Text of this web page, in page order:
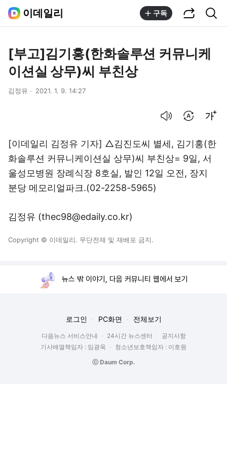
이데일리 구독
[부고]김기홍(한화솔루션 커뮤니케
이션실 상무)씨 부친상
김정유 2021. 1. 9. 14:27
[이데일리 김정유 기자] △김진도씨 별세, 김기홍(한
화솔루션 커뮤니케이션실 상무)씨 부친상= 9일, 서
울성모병원 장례식장 8호실, 발인 12일 오전, 장지
분당 메모리얼파크.(02-2258-5965)
김정유 (thec98@edaily.co.kr)
Copyright © 이데일리. 무단전재 및 재배포 금지.
뉴스 밖 이야기, 다음 커뮤니티 웹에서 보기
로그인 PC화면 전체보기
다음뉴스 서비스안내 24시간 뉴스센터
공지사항
기사배열책임자 : 임광욱
청소년보호책임자 : 이호원
ⓒ Daum Corp.